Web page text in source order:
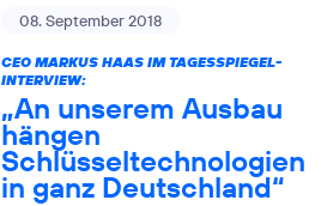
08. September 2018
CEO MARKUS HAAS IM TAGESSPIEGEL-
INTERVIEW:
„An unserem Ausbau
hängen
Schlüsseltechnologien
in ganz Deutschland“